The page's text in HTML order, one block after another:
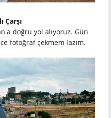
Çarşı
doğru yol alıyoruz. Gün
fotoğraf çekmem lazım.